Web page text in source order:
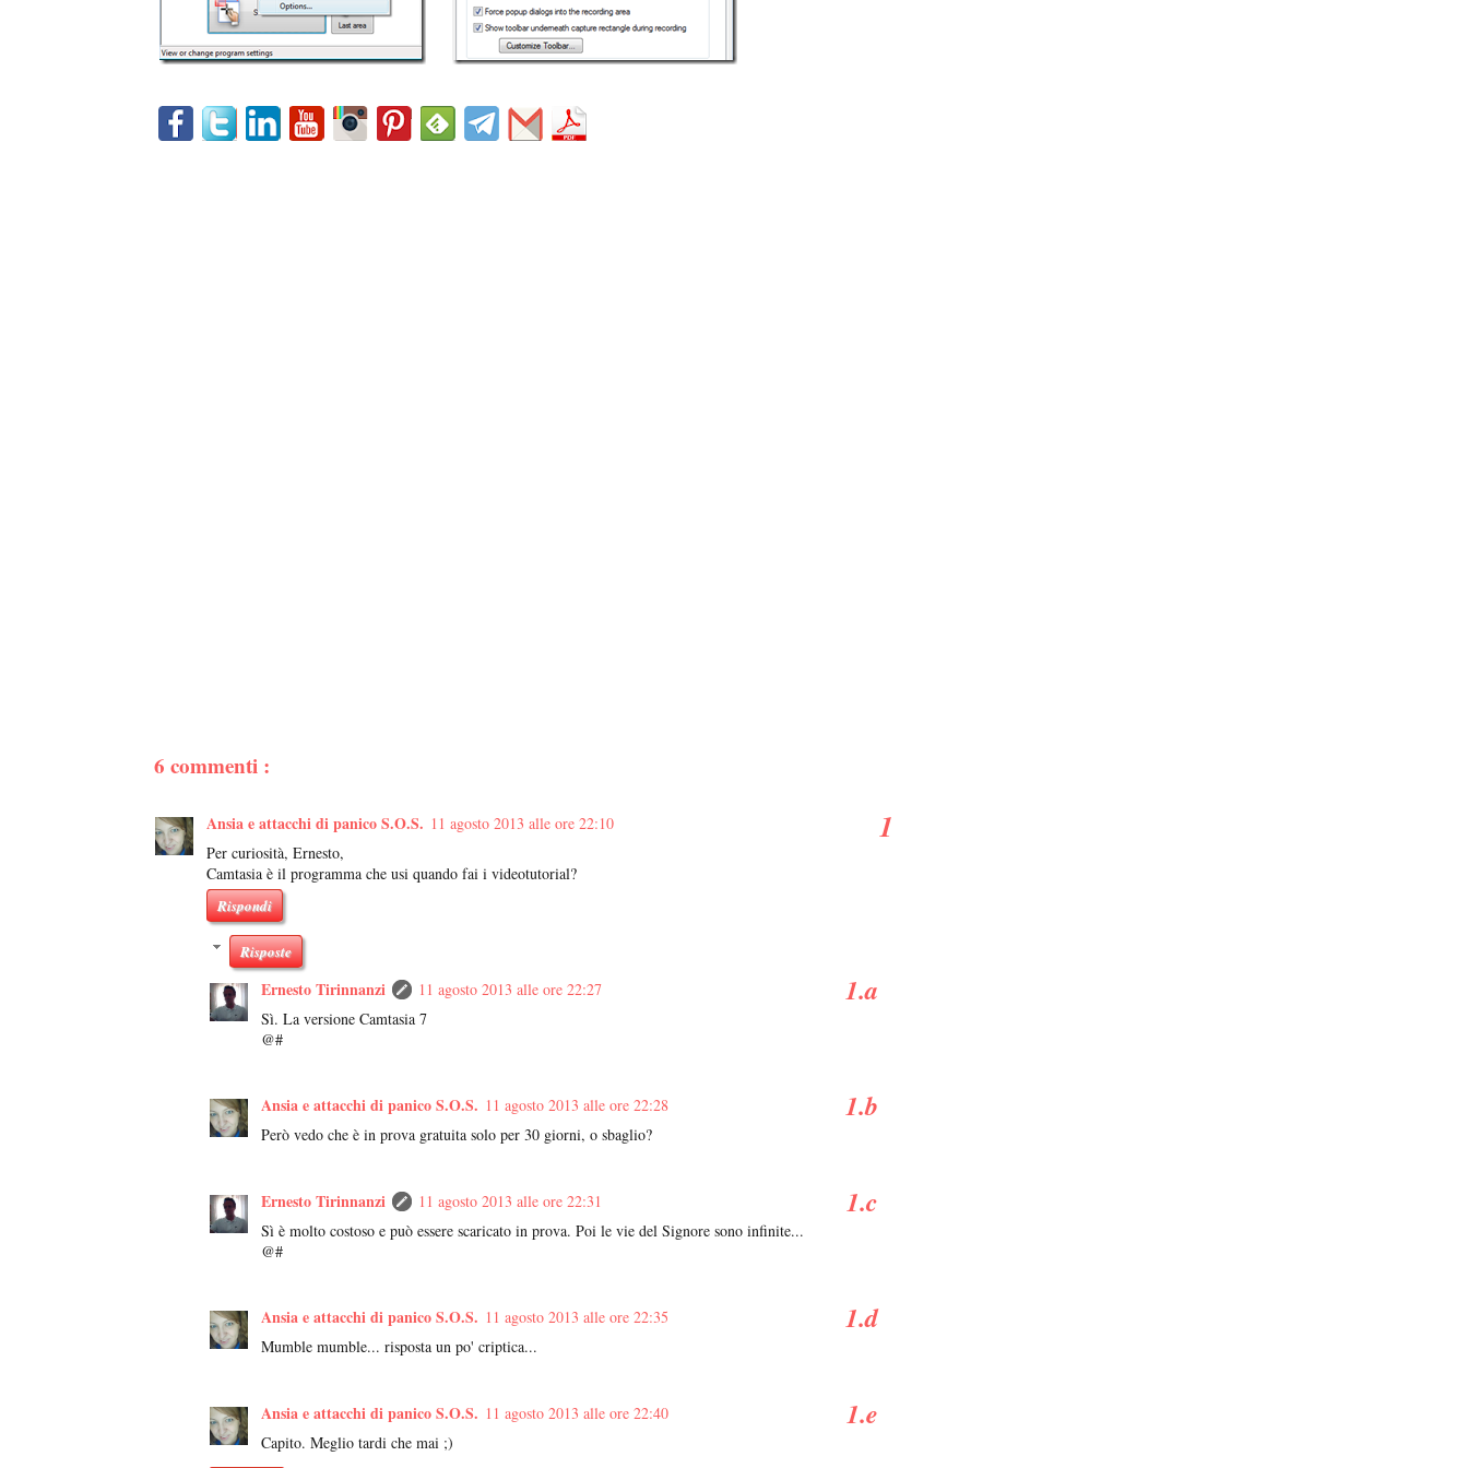
6 commenti :
Ansia e attacchi di panico S.O.S. 11 agosto 2013 alle ore 22:10
Per curiosità, Ernesto,
Camtasia è il programma che usi quando fai i videotutorial?
Rispondi
Risposte
Ernesto Tirinnanzi
11 agosto 2013 alle ore 22:27
Sì. La versione Camtasia 7
@#
Ansia e attacchi di panico S.O.S. 11 agosto 2013 alle ore 22:28
Però vedo che è in prova gratuita solo per 30 giorni, o sbaglio?
Ernesto Tirinnanzi
11 agosto 2013 alle ore 22:31
Sì è molto costoso e può essere scaricato in prova. Poi le vie del Signore sono infinite...
@#
Ansia e attacchi di panico S.O.S. 11 agosto 2013 alle ore 22:35
Mumble mumble... risposta un po' criptica...
Ansia e attacchi di panico S.O.S. 11 agosto 2013 alle ore 22:40
Capito. Meglio tardi che mai ;)